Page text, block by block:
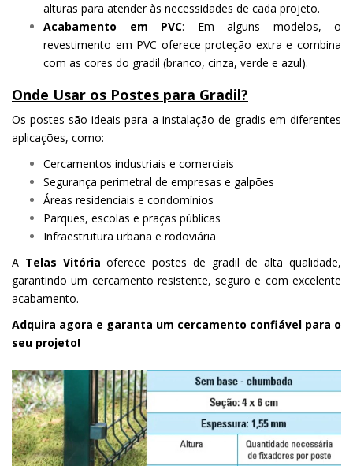
alturas para atender às necessidades de cada projeto.
Acabamento em PVC: Em alguns modelos, o
revestimento em PVC oferece proteção extra e combina
com as cores do gradil (branco, cinza, verde e azul).
Onde Usar os Postes para Gradil?
Os postes são ideais para a instalação de gradis em diferentes
aplicações, como:
Cercamentos industriais e comerciais
Segurança perimetral de empresas e galpões
Áreas residenciais e condomínios
Parques, escolas e praças públicas
Infraestrutura urbana e rodoviária
A Telas Vitória oferece postes de gradil de alta qualidade,
garantindo um cercamento resistente, seguro e com excelente
acabamento.
Adquira agora e garanta um cercamento confiável para o
seu projeto!